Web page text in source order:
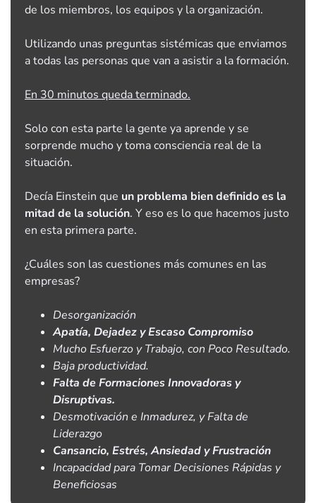
de los miembros, los equipos y la organización.
Utilizando unas preguntas sistémicas que enviamos
a todas las personas que van a asistir a la formación.
En 30 minutos queda terminado.
Solo con esta parte la gente ya aprende y se
sorprende mucho y toma consciencia real de la
situación.
Decía Einstein que un problema bien definido es la
mitad de la solución. Y eso es lo que hacemos justo
en esta primera parte.
¿Cuáles son las cuestiones más comunes en las
empresas?
Desorganización
Apatía, Dejadez y Escaso Compromiso
Mucho Esfuerzo y Trabajo, con Poco Resultado.
Baja productividad.
Falta de Formaciones Innovadoras y
Disruptivas.
Desmotivación e Inmadurez, y Falta de
Liderazgo
Cansancio, Estrés, Ansiedad y Frustración
Incapacidad para Tomar Decisiones Rápidas y
Beneficiosas